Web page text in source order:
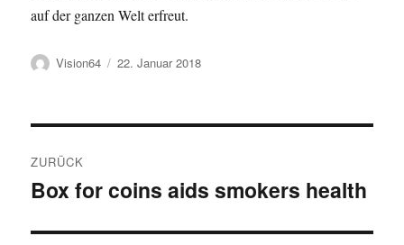
auf der ganzen Welt erfreut.
Autor
Vision64
Veröffentlicht
22. Januar 2018
ZURÜCK
Vorheriger
Box for coins aids smokers health